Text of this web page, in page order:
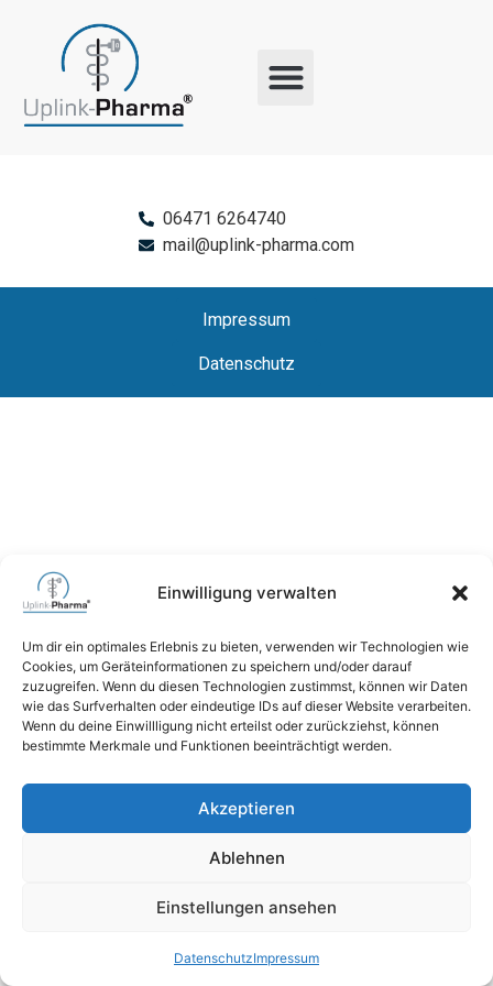
Einwilligung verwalten
Um dir ein optimales Erlebnis zu bieten, verwenden wir Technologien wie
Cookies, um Geräteinformationen zu speichern und/oder darauf
zuzugreifen. Wenn du diesen Technologien zustimmst, können wir Daten
wie das Surfverhalten oder eindeutige IDs auf dieser Website verarbeiten.
Wenn du deine Einwillligung nicht erteilst oder zurückziehst, können
bestimmte Merkmale und Funktionen beeinträchtigt werden.
Akzeptieren
Ablehnen
Einstellungen ansehen
DatenschutzImpressum
06471 6264740
mail@uplink-pharma.com
Impressum
Datenschutz